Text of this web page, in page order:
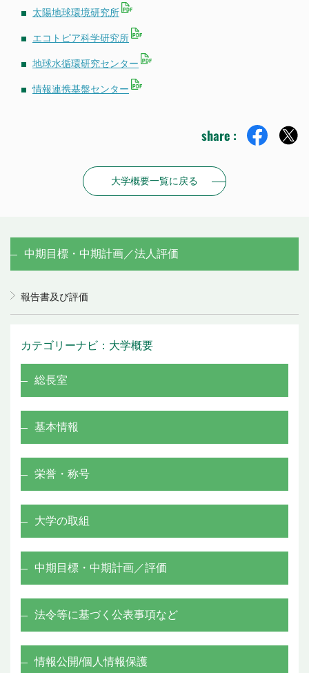
太陽地球環境研究所
エコトピア科学研究所
地球水循環研究センター
情報連携基盤センター
share :
大学概要一覧に戻る
中期目標・中期計画／法人評価
報告書及び評価
カテゴリーナビ：大学概要
総長室
基本情報
栄誉・称号
大学の取組
中期目標・中期計画／評価
法令等に基づく公表事項など
情報公開/個人情報保護